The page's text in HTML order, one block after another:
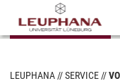
LEUPHANA SERVICE